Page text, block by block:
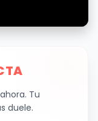
Tu
duele.